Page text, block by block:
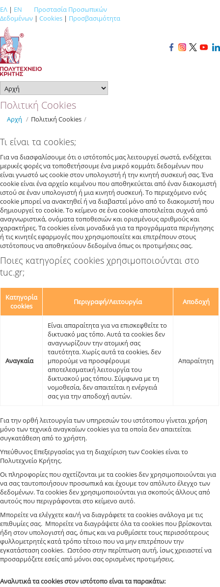
ΕΛ | EN
Προστασία Προσωπικών
Δεδομένων | Cookies | Προσβασιμότητα
Πολιτική Cookies
Αρχή / Πολιτική Cookies /
Τι είναι τα cookies;
Για να διασφαλίσουμε ότι ο ιστότοπός μας λειτουργεί σωστά, ενδέχεται
μερικές φορές να τοποθετήσουμε ένα μικρό κομμάτι δεδομένων που
είναι γνωστό ως cookie στον υπολογιστή ή την κινητή συσκευή σας. Ένα
cookie είναι ένα αρχείο κειμένου που αποθηκεύεται από έναν διακομιστή
ιστού σε έναν υπολογιστή ή μια κινητή συσκευή. Το περιεχόμενο ενός
cookie μπορεί να ανακτηθεί ή να διαβαστεί μόνο από το διακομιστή που
δημιουργεί το cookie. Το κείμενο σε ένα cookie αποτελείται συχνά από
αναγνωριστικά, ονόματα τοποθεσιών και ορισμένους αριθμούς και
χαρακτήρες. Τα cookies είναι μοναδικά για τα προγράμματα περιήγησης
ή τις κινητές εφαρμογές που χρησιμοποιείτε και επιτρέπουν στους
ιστότοπους να αποθηκεύουν δεδομένα όπως οι προτιμήσεις σας.
Ποιες κατηγορίες cookies χρησιμοποιούνται στο
tuc.gr;
Κατηγορία
cookies
Περιγραφή/Λειτουργία Αποδοχή
Αναγκαία
Είναι απαραίτητα για να επισκεφθείτε το
δικτυακό μας τόπο. Αυτά τα cookies δεν
αναγνωρίζουν την ατομική σας
ταυτότητα. Χωρίς αυτά τα cookies, δεν
μπορούμε να προσφέρουμε
αποτελεσματική λειτουργία του
δικτυακού μας τόπου. Σύμφωνα με τη
νομοθεσία, δεν απαιτείται η ενέργειά
σας για την αποδοχή αυτών.
Απαραίτητη
Για την ορθή λειτουργία των υπηρεσιών του ιστότοπου γίνεται χρήση
μόνο των τεχνικά αναγκαίων cookies για τα οποία δεν απαιτείται
συγκατάθεση από το χρήστη.
Υπεύθυνος Επεξεργασίας για τη διαχείριση των Cookies είναι το
Πολυτεχνείο Κρήτης.
Οι πληροφορίες που σχετίζονται με τα cookies δεν χρησιμοποιούνται για
να σας ταυτοποιήσουν προσωπικά και έχουμε τον απόλυτο έλεγχο των
δεδομένων. Τα cookies δεν χρησιμοποιούνται για σκοπούς άλλους από
αυτούς που περιγράφονται στο κείμενο αυτό.
Μπορείτε να ελέγχετε και/ή να διαγράφετε τα cookies ανάλογα με τις
επιθυμίες σας. Μπορείτε να διαγράψετε όλα τα cookies που βρίσκονται
ήδη στον υπολογιστή σας, όπως και να ρυθμίσετε τους περισσότερους
φυλλομετρητές κατά τρόπο τέτοιο που να μην επιτρέπουν την
εγκατάσταση cookies. Ωστόσο στην περίπτωση αυτή, ίσως χρειαστεί να
προσαρμόζετε εσείς από μόνοι σας ορισμένες προτιμήσεις.
Αναλυτικά τα cookies στον ιστότοπο είναι τα παρακάτω: